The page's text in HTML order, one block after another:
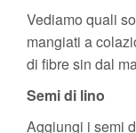
Vediamo quali
mangiati a
di fibre sin dal
Semi di lino
Aggiungi i semi